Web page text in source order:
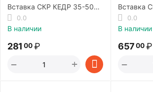
Вставка СКР КЕДР 35-50
PRIME (300А)
0.0
В наличии
281 00 ₽
+
−
Вставка
500А
0.0
В наличии
65700 ₽
−